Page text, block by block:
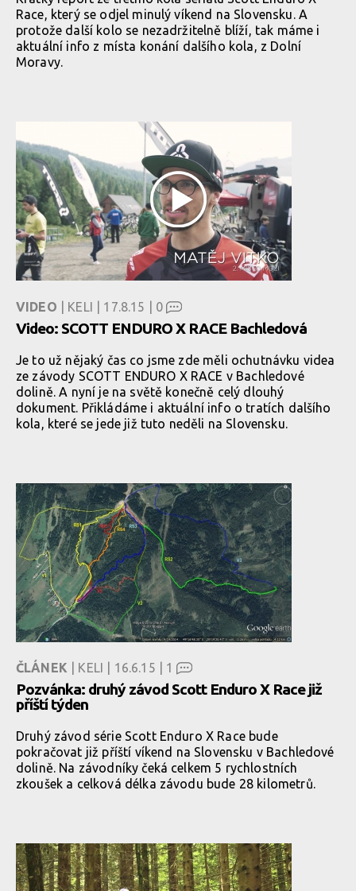
Race, který se odjel minulý víkend na Slovensku. A
protože další kolo se nezadržitelně blíží, tak máme i
aktuální info z místa konání dalšího kola, z Dolní
Moravy.
VIDEO | KELI | 17.8.15 | 0
Video: SCOTT ENDURO X RACE Bachledová
Je to už nějaký čas co jsme zde měli ochutnávku videa
ze závody SCOTT ENDURO X RACE v Bachledové
dolině. A nyní je na světě konečně celý dlouhý
dokument. Přikládáme i aktuální info o tratích dalšího
kola, které se jede již tuto neděli na Slovensku.
ČLÁNEK | KELI | 16.6.15 | 1
Pozvánka: druhý závod Scott Enduro X Race již
příští týden
Druhý závod série Scott Enduro X Race bude
pokračovat již příští víkend na Slovensku v Bachledové
dolině. Na závodníky čeká celkem 5 rychlostních
zkoušek a celková délka závodu bude 28 kilometrů.